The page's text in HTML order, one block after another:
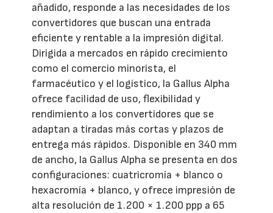
añadido, responde a las necesidades de los
convertidores que buscan una entrada
eficiente y rentable a la impresión digital.
Dirigida a mercados en rápido crecimiento
como el comercio minorista, el
farmacéutico y el logístico, la Gallus Alpha
ofrece facilidad de uso, flexibilidad y
rendimiento a los convertidores que se
adaptan a tiradas más cortas y plazos de
entrega más rápidos. Disponible en 340 mm
de ancho, la Gallus Alpha se presenta en dos
configuraciones: cuatricromía + blanco o
hexacromía + blanco, y ofrece impresión de
alta resolución de 1.200 × 1.200 ppp a 65